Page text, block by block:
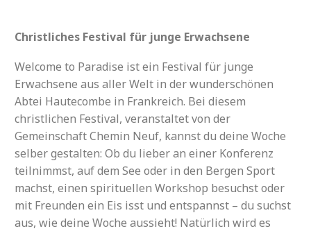
Christliches Festival für junge Erwachsene
Welcome to Paradise ist ein Festival für junge
Erwachsene aus aller Welt in der wunderschönen
Abtei Hautecombe in Frankreich. Bei diesem
christlichen Festival, veranstaltet von der
Gemeinschaft Chemin Neuf, kannst du deine Woche
selber gestalten: Ob du lieber an einer Konferenz
teilnimmst, auf dem See oder in den Bergen Sport
machst, einen spirituellen Workshop besuchst oder
mit Freunden ein Eis isst und entspannst – du suchst
aus, wie deine Woche aussieht! Natürlich wird es